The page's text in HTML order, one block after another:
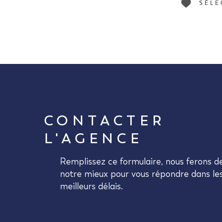
CONTACTER
L'AGENCE
Remplissez ce formulaire, nous ferons
notre mieux pour vous répondre dans
meilleurs délais.